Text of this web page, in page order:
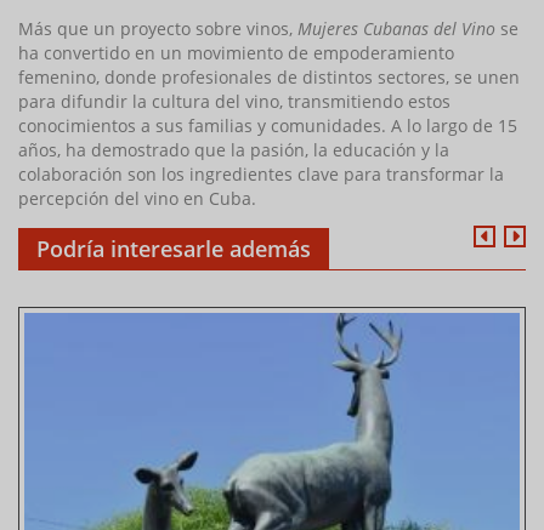
Más que un proyecto sobre vinos, Mujeres Cubanas del Vino se
ha convertido en un movimiento de empoderamiento
femenino, donde profesionales de distintos sectores, se unen
para difundir la cultura del vino, transmitiendo estos
conocimientos a sus familias y comunidades. A lo largo de 15
años, ha demostrado que la pasión, la educación y la
colaboración son los ingredientes clave para transformar la
percepción del vino en Cuba.
Podría interesarle además